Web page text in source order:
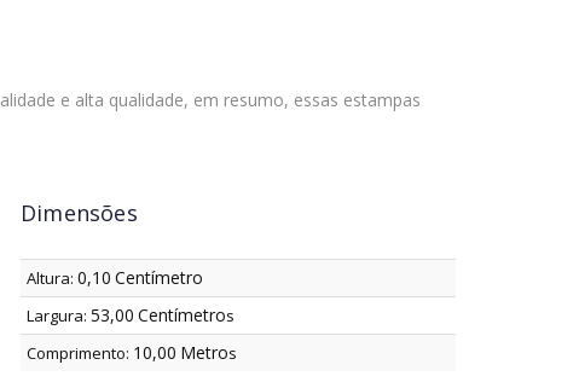
e alta qualidade, em resumo, essas estampas
Dimensões
Altura: 0,10 Centímetro
Largura: 53,00 Centímetros
Comprimento: 10,00 Metros